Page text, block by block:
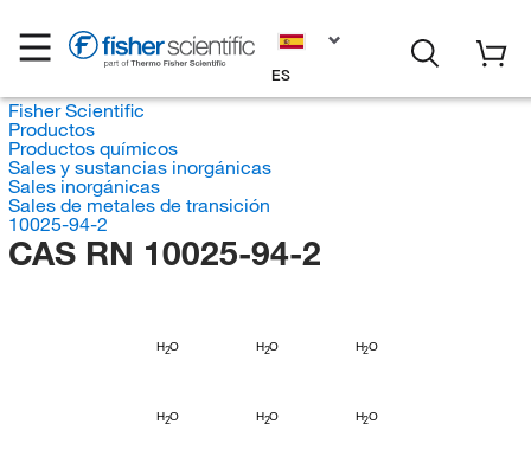
ES
Fisher Scientific
Productos
Productos químicos
Sales y sustancias inorgánicas
Sales inorgánicas
Sales de metales de transición
10025-94-2
CAS RN 10025-94-2
H2O H2O H2O
H2O H2O H2O